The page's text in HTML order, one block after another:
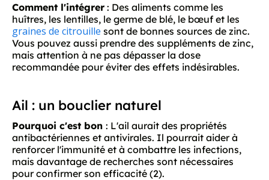
Comment l'intégrer : Des aliments comme les
huîtres, les lentilles, le germe de blé, le bœuf et les
graines de citrouille sont de bonnes sources de zinc.
Vous pouvez aussi prendre des suppléments de zinc,
mais attention à ne pas dépasser la dose
recommandée pour éviter des effets indésirables.
Ail : un bouclier naturel
Pourquoi c'est bon : L'ail aurait des propriétés
antibactériennes et antivirales. Il pourrait aider à
renforcer l'immunité et à combattre les infections,
mais davantage de recherches sont nécessaires
pour confirmer son efficacité (2).